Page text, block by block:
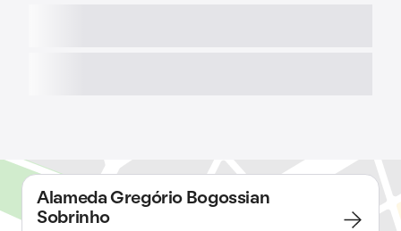
Alameda Gregório Bogossian
Sobrinho